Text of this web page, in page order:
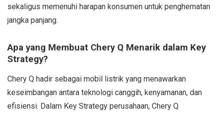
sekaligus memenuhi harapan konsumen untuk penghematan
jangka panjang.
Apa yang Membuat Chery Q Menarik dalam Key
Strategy?
Chery Q hadir sebagai mobil listrik yang menawarkan
keseimbangan antara teknologi canggih, kenyamanan, dan
efisiensi. Dalam Key Strategy perusahaan, Chery Q